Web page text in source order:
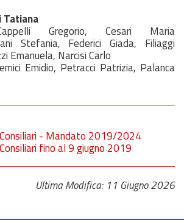
Tatiana
Gregorio, Cesari Maria
Stefania, Federici Giada, Filiaggi
Emanuela, Narcisi Carlo
Emidio, Petracci Patrizia, Palanca
- Mandato 2019/2024
fino al 9 giugno 2019
Ultima Modifica: 11 Giugno 2026